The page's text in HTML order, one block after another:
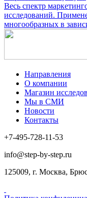
Весь спектр
исследований.
многообразных в
Направления
О компании
Магазин
Мы в СМИ
Новости
Контакты
+7-495-728-11-53
info@step-by-step.ru
125009, г. Москва,